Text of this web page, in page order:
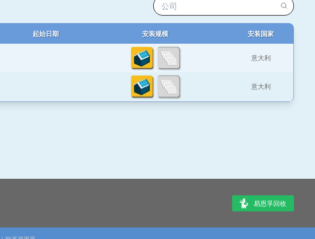
起始日期 安装规模 安装国家
意大利
意大利
易恩孚回收